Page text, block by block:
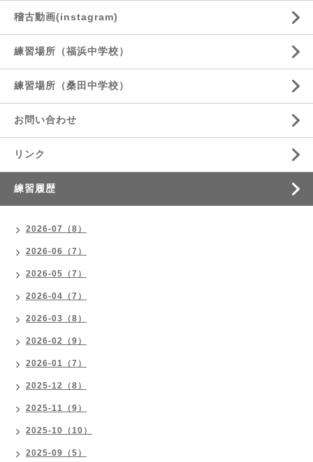
稽古動画(instagram)
練習場所（福浜中学校）
練習場所（桑田中学校）
お問い合わせ
リンク
練習履歴
2026-07（8）
2026-06（7）
2026-05（7）
2026-04（7）
2026-03（8）
2026-02（9）
2026-01（7）
2025-12（8）
2025-11（9）
2025-10（10）
2025-09（5）